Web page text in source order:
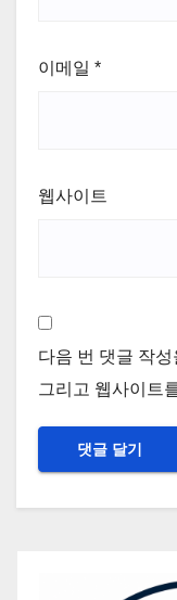
이메일 *
웹사이트
다음 번 댓글 작
그리고 웹사이트